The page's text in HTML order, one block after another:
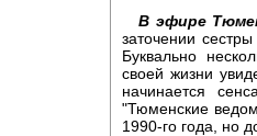
В эфире
заточении
Буквально
своей жизни
начинается
"Тюменские
1990-го года, но